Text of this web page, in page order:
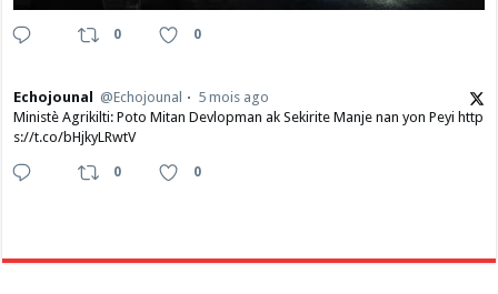
0 0
Echojounal @Echojounal
5 mois ago
Ministè Agrikilti: Poto Mitan Devlopman ak Sekirite Manje nan yon Peyi http
s://t.co/bHjkyLRwtV
0 0